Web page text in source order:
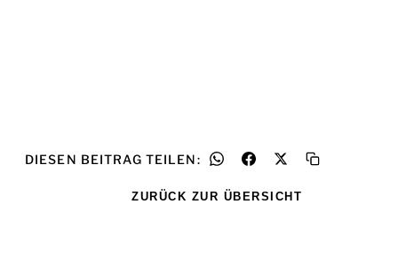
DIESEN BEITRAG TEILEN:
ZURÜCK ZUR ÜBERSICHT